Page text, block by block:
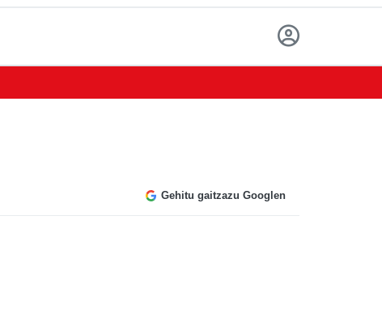
Gehitu gaitzazu Googlen